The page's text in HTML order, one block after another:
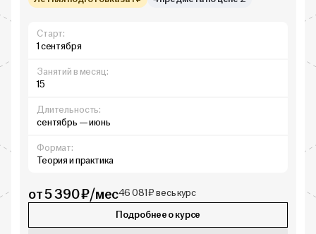
Старт:
1 сентября
Занятий в месяц:
15
Длительность:
сентябрь — июнь
Формат:
Теория и практика
от 5 390 ₽/мес46 081 ₽ весь курс
Подробнее о курсе